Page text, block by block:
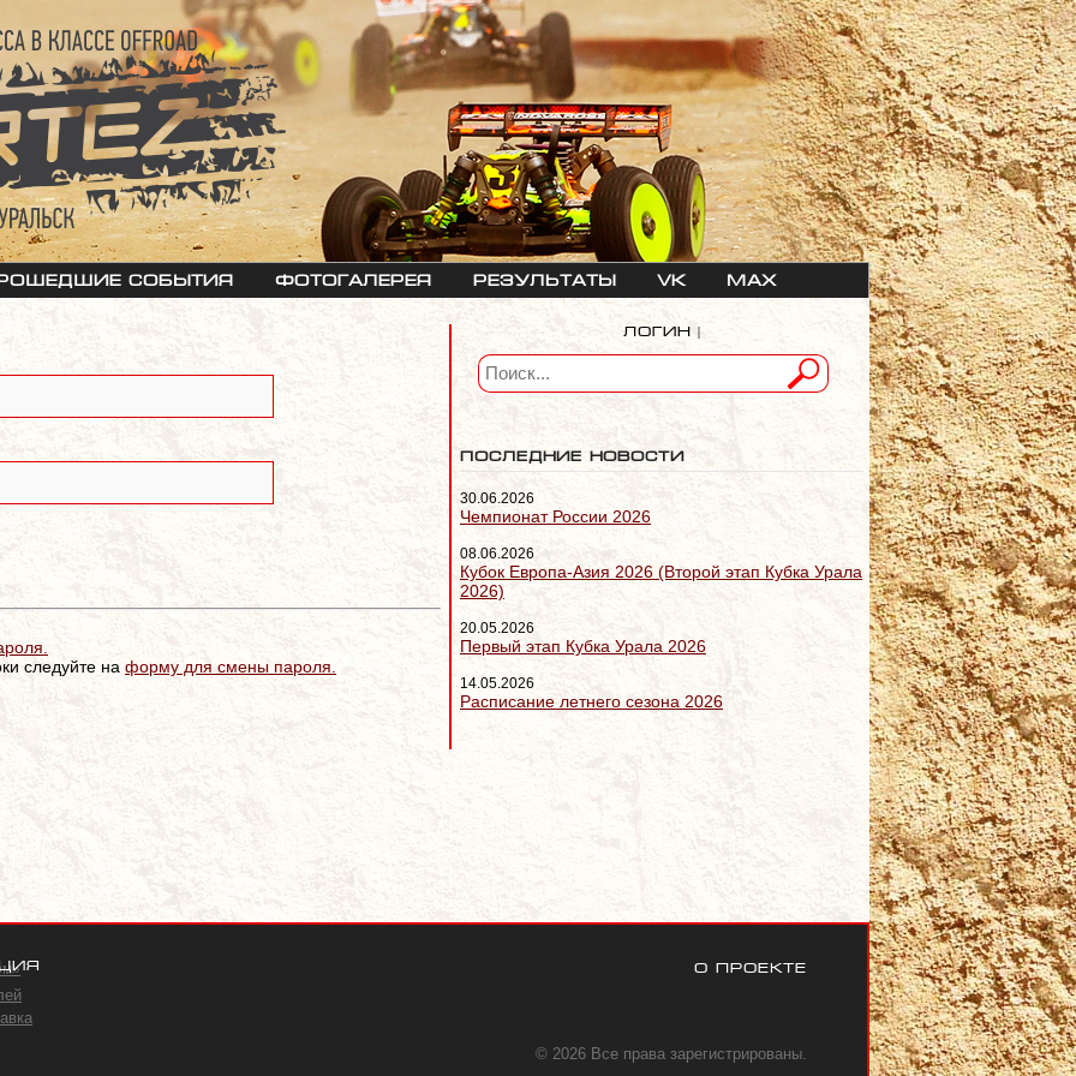
события Фотогалерея Результаты VK max
следуйте на форму для смены пароля.
Логин |
Последние новости
30.06.2026
Чемпионат России 2026
08.06.2026
Кубок Европа-Азия 2026 (Второй этап Кубка Урала
2026)
20.05.2026
Первый этап Кубка Урала 2026
14.05.2026
Расписание летнего сезона 2026
О проекте
© 2026 Все права зарегистрированы.